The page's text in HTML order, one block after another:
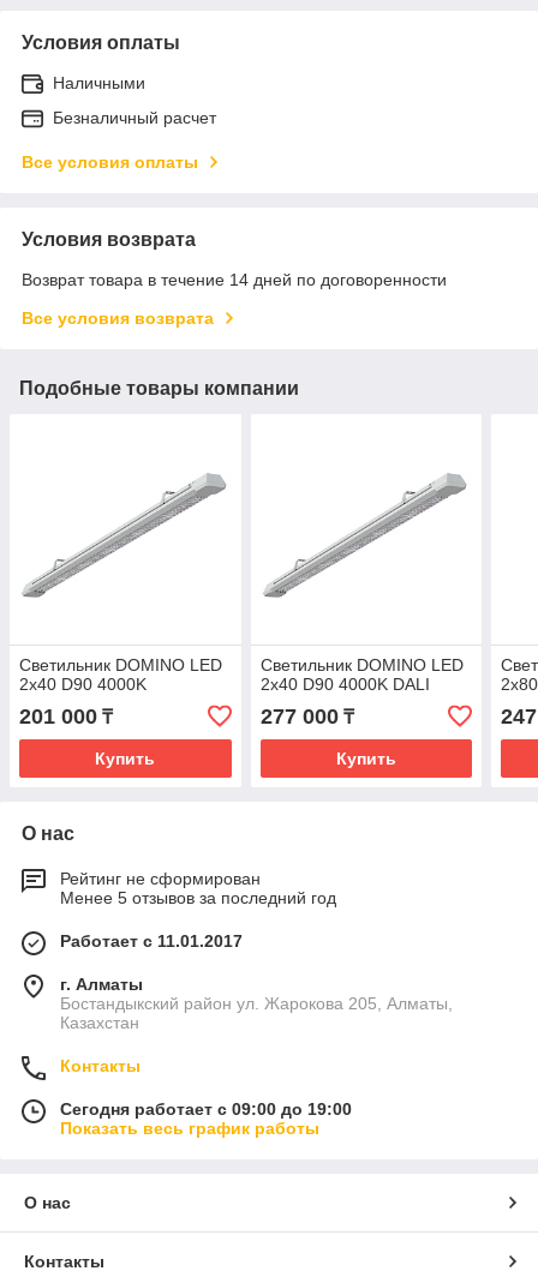
Условия оплаты
Наличными
Безналичный расчет
Все условия оплаты
Условия возврата
Возврат товара в течение 14 дней по договоренности
Все условия возврата
Подобные товары компании
Светильник DOMINO LED
2x40 D90 4000K
201 000 ₸
Купить
Светильник DOMINO LED
2x40 D90 4000K DALI
277 000₸
Купить
О нас
Рейтинг не сформирован
Менее 5 отзывов за последний год
Работает с 11.01.2017
г. Алматы
Бостандыкский район ул. Жарокова 205, Алматы,
Казахстан
Контакты
Сегодня работает с 09:00 до 19:00
Показать весь график работы
О нас
Контакты